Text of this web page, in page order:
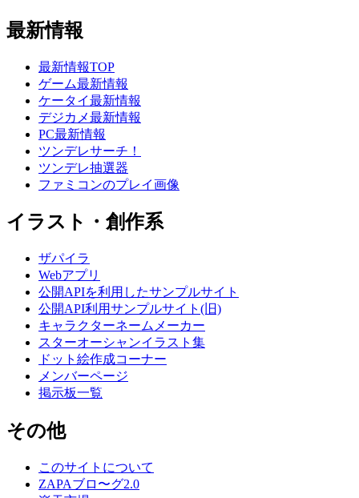
最新情報
最新情報TOP
ゲーム最新情報
ケータイ最新情報
デジカメ最新情報
PC最新情報
ツンデレサーチ！
ツンデレ抽選器
ファミコンのプレイ画像
イラスト・創作系
ザパイラ
Webアプリ
公開APIを利用したサンプルサイト
公開API利用サンプルサイト(旧)
キャラクターネームメーカー
スターオーシャンイラスト集
ドット絵作成コーナー
メンバーページ
掲示板一覧
その他
このサイトについて
ZAPAブロ〜グ2.0